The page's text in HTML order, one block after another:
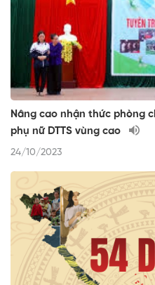
Nâng cao nhận thức phòng
phụ nữ DTTS vùng cao
24/10/2023